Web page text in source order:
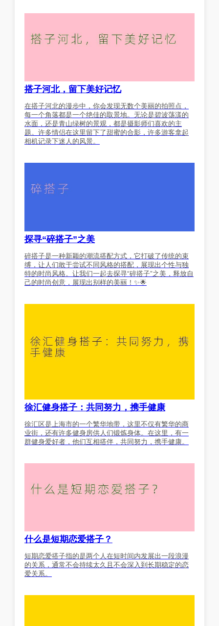
搭子河北，留下美好记忆
在搭子河北的漫步中，你会发现无数个美丽的拍照点，
每一个角落都是一个绝佳的取景地。无论是碧波荡漾的
水面，还是青山绿树的景观，都是摄影师们喜欢的主
题。许多情侣在这里留下了甜蜜的合影，许多游客拿起
相机记录下迷人的风景。
探寻“碎搭子”之美
碎搭子是一种新颖的潮流搭配方式，它打破了传统的束
缚，让人们敢于尝试不同风格的搭配，展现出个性与独
特的时尚风格。让我们一起去探寻“碎搭子”之美，释放自
己的时尚创意，展现出别样的美丽！✨🌟
徐汇健身搭子：共同努力，携手健康
徐汇区是上海市的一个繁华地带，这里不仅有繁华的商
业街，还有许多健身房供人们锻炼身体。在这里，有一
群健身爱好者，他们互相搭伴，共同努力，携手健康。
什么是短期恋爱搭子？
短期恋爱搭子指的是两个人在短时间内发展出一段浪漫
的关系，通常不会持续太久且不会深入到长期稳定的恋
爱关系。